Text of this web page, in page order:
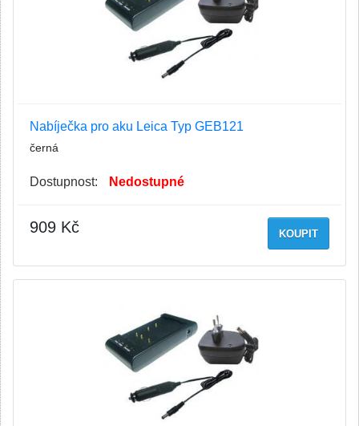
Nabíječka pro aku Leica Typ GEB121
černá
Dostupnost: Nedostupné
KOUPIT
909 Kč